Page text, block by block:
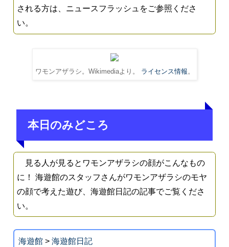
される方は、ニュースフラッシュをご参照くださ
い。
ワモンアザラシ。Wikimediaより。 ライセンス情報 。
本日のみどころ
見る人が見るとワモンアザラシの顔がこんなもの
に！ 海遊館のスタッフさんがワモンアザラシのモヤ
の顔で考えた遊び、海遊館日記の記事でご覧くださ
い。
海遊館> 海遊館日記